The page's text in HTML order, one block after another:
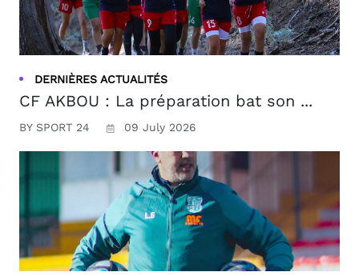
DERNIÈRES ACTUALITÉS
CF AKBOU : La préparation bat son ...
BY SPORT 24 09 July 2026